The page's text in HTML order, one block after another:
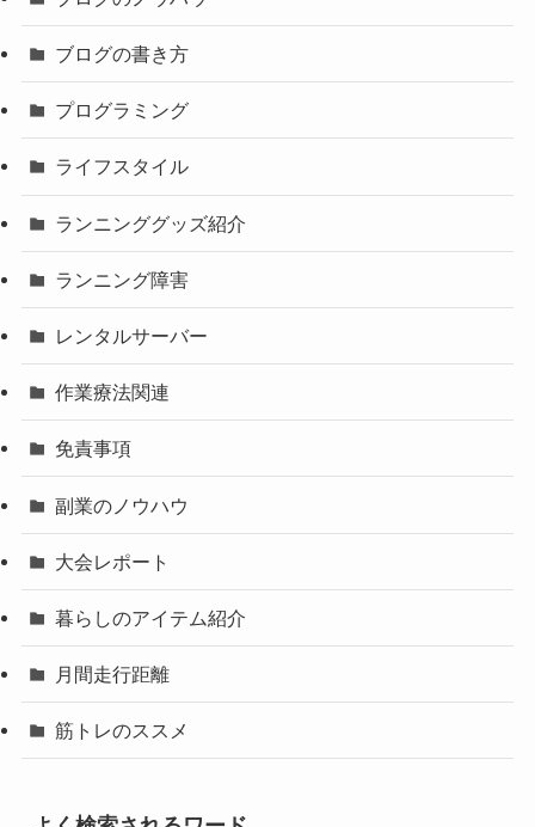
ブログの書き方
プログラミング
ライフスタイル
ランニンググッズ紹介
ランニング障害
レンタルサーバー
作業療法関連
免責事項
副業のノウハウ
大会レポート
暮らしのアイテム紹介
月間走行距離
筋トレのススメ